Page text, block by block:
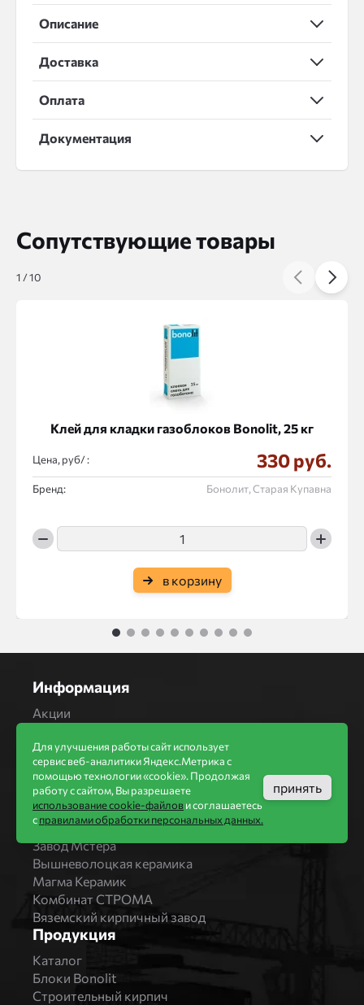
Описание
Доставка
Оплата
Документация
Сопутствующие товары
Клей для кладки газоблоков Bonolit, 25 кг
Цена, руб/ : 330 руб.
Бренд: Бонолит, Старая Купавна
в корзину
1 /10
1 2 3 4 5 6 7 8 9 10
Информация
Акции
Новости
Статьи
Производители
Бренды
Bonolit
Завод Мстера
Вышневолоцкая керамика
Магма Керамик
Комбинат СТРОМА
Вяземский кирпичный завод
Продукция
Каталог
Блоки Bonolit
Строительный кирпич
Для улучшения работы сайт использует
сервис веб-аналитики Яндекс.Метрика с
помощью технологии «cookie». Продолжая
работу с сайтом, Вы разрешаете
использование cookie-файлови соглашаетесь
справилами обработки персональных данных.
принять